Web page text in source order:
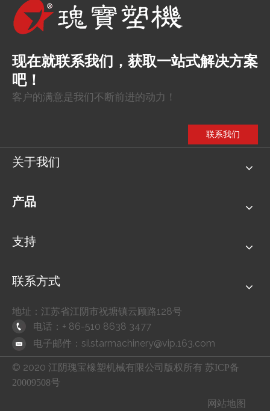
现在就联系我们，获取一站式解决方案
吧！
客户的满意是我们不断前进的动力！
联系我们
关于我们
产品
支持
联系方式
地址：江苏省江阴市祝塘镇云顾路128号
电话：+ 86-510 8638 3477
电子邮件： silstarmachinery@vip.163.com
© 2020 江阴瑰宝橡塑机械有限公司版权所有 苏ICP备
20009508号
网站地图